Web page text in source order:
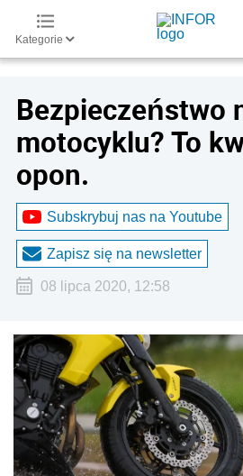
Kategorie
Bezpieczeństwo
motocyklu? To
opon.
Subskrybuj nas na Youtube
Zapisz się na newsletter
08 lipca 2020, 12:58